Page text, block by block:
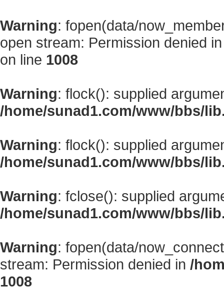
Warning: fopen(data/
open stream: Permission denied
on line 1008
Warning: flock(): supplied
/home/sunad1.com/www/bbs/
Warning: flock(): supplied
/home/sunad1.com/www/bbs/
Warning: fclose(): supplied
/home/sunad1.com/www/bbs/
Warning: fopen(data/
stream: Permission denied in /
1008